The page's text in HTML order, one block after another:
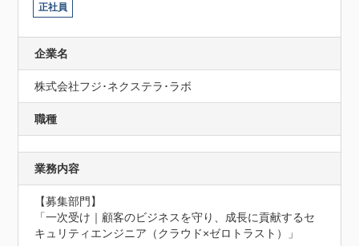
正社員
企業名
株式会社フジ･ネクステラ･ラボ
職種
業務内容
【募集部門】
「一次受け｜顧客のビジネスを守り、成長に貢献するセ
キュリティエンジニア（クラウド×ゼロトラスト）」